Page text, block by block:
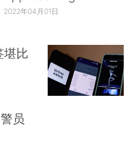
2022年04月01日
堪比
员